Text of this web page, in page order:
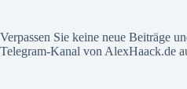
Verpassen Sie keine neue Beiträge
Telegram-Kanal von AlexHaack.de